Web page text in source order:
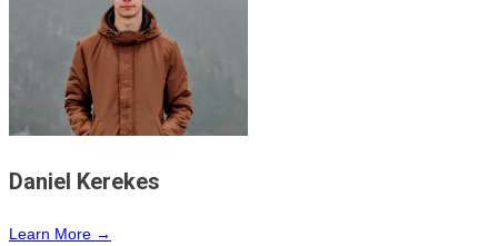
Daniel Kerekes
Learn More →